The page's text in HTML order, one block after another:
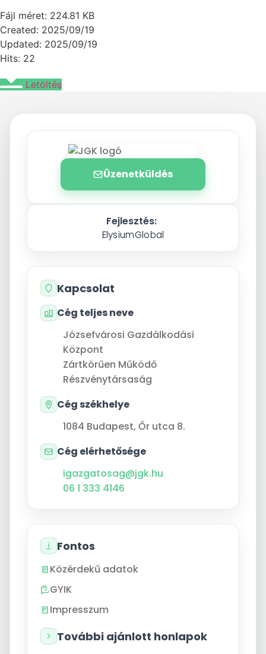
Fájl méret: 224.81 KB
Created: 2025/09/19
Updated: 2025/09/19
Hits: 22
Letöltés
Üzenetküldés
Fejlesztés:
ElysiumGlobal
Kapcsolat
Cég teljes neve
Józsefvárosi Gazdálkodási
Központ
Zártkörűen Működő
Részvénytársaság
Cég székhelye
1084 Budapest, Őr utca 8.
Cég elérhetősége
igazgatosag@jgk.hu
06 1 333 4146
Fontos
Közérdekű adatok
GYIK
Impresszum
További ajánlott honlapok